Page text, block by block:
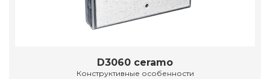
D3060 ceramo
Конструктивные особенности